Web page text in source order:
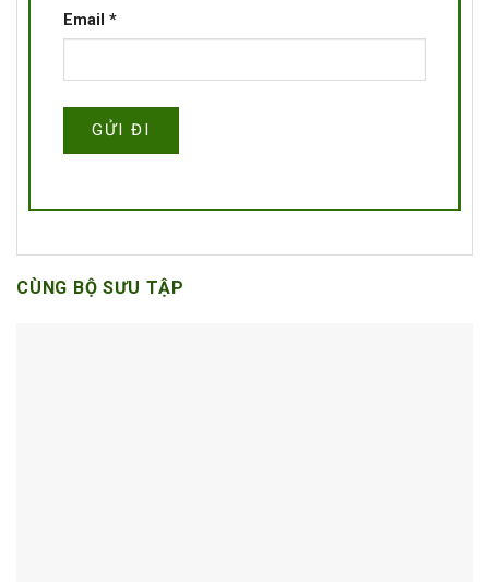
Email *
CÙNG BỘ SƯU TẬP